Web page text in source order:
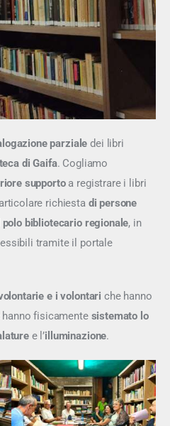
parziale dei libri
di Gaifa. Cogliamo
supportoa registrare i libri
richiesta di persone
bibliotecario regionale, in
tramite il portale
e i volontari che hanno
fisicamente sistemato lo
e l’illuminazione.